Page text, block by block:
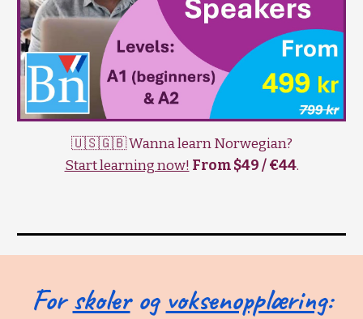
🇺🇸🇬🇧 Wanna learn Norwegian?
Start learning now! From $49 / €44.
Forskolerog voksenopplæring: